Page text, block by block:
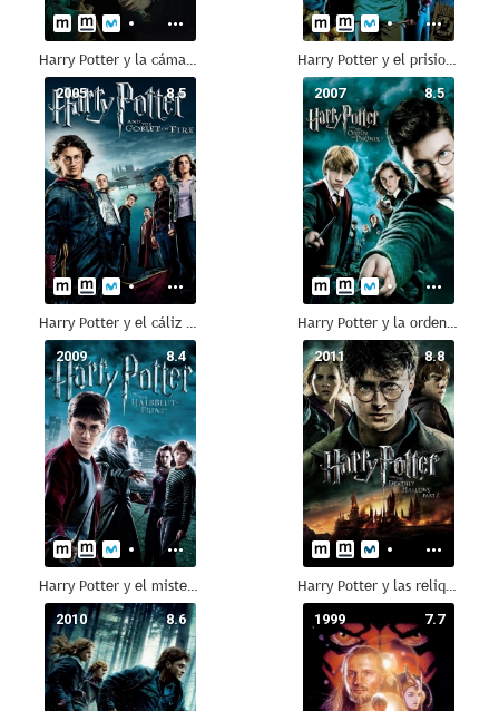
Harry Potter y la cámara secreta Harry Potter y el prisionero de Azkaban
8.5
2005
Harry Potter y el cáliz de fuego
8.5
2007
Harry Potter y la orden del Fénix
8.4
2009
Harry Potter y el misterio del príncipe
8.8
2011
Harry Potter y las reliquias de la muerte - Parte 2
8.6
2010 7.7
1999